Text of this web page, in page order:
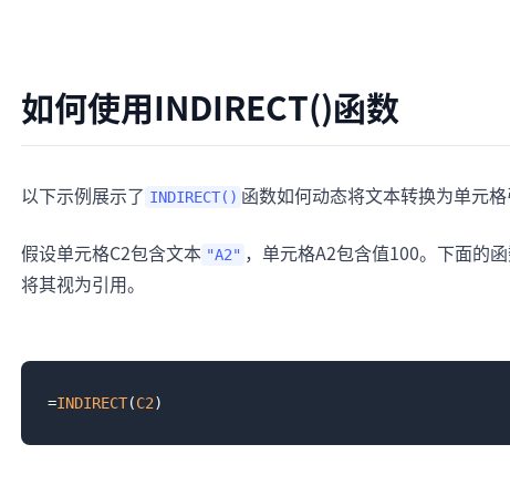
如何使用INDIRECT()函数
以下示例展示了 INDIRECT() 函数如何动态将文本转换为单元格
假设单元格C2包含文本 "A2" ，单元格A2包含值100。下面的
将其视为引用。
=INDIRECT(C2